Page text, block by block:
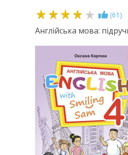
3.8 (61 )
Англійська мова: